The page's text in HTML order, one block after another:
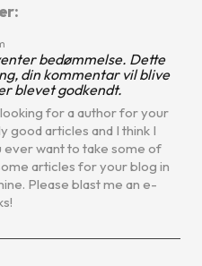
bedømmelse. Dette
din kommentar vil blive
blevet godkendt.
for a author for your
good articles and I think I
ever want to take some of
articles for your blog in
Please blast me an e-